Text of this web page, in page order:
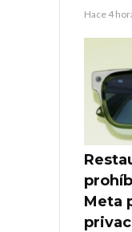
Hace 4
Meta